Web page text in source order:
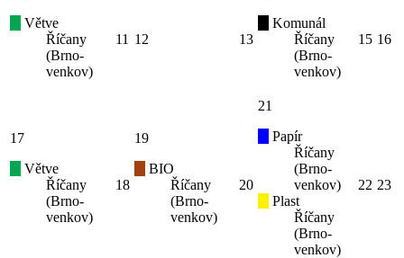
Větve
Říčany
(Brno-
venkov)
11 12 13
Komunál
Říčany
(Brno-
venkov)
15 16
17
Větve
Říčany
(Brno-
venkov)
18
19
BIO
Říčany
(Brno-
venkov)
20
21
Papír
Říčany
(Brno-
venkov)
Plast
Říčany
(Brno-
venkov)
22 23